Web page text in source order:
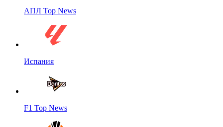
АПЛ Top News
Испания
F1 Top News